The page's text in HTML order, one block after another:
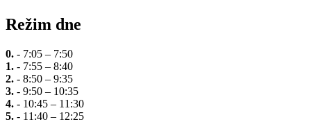
Režim dne
0. - 7:05 – 7:50
1. - 7:55 – 8:40
2. - 8:50 – 9:35
3. - 9:50 – 10:35
4. - 10:45 – 11:30
5. - 11:40 – 12:25